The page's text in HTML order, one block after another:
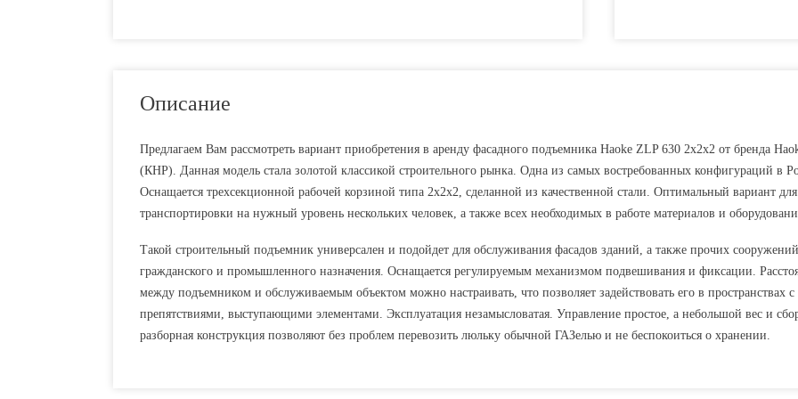
Описание
Предлагаем Вам рассмотреть вариант приобретения в аренду фасадного подъемника Haoke ZLP 630 2x2x2 от бренда
(КНР). Данная модель стала золотой классикой строительного рынка. Одна из самых востребованных конфигураций в
Оснащается трехсекционной рабочей корзиной типа 2х2х2, сделанной из качественной стали. Оптимальный вариант для
транспортировки на нужный уровень нескольких человек, а также всех необходимых в работе материалов и
Такой строительный подъемник универсален и подойдет для обслуживания фасадов зданий, а также прочих сооружений
гражданского и промышленного назначения. Оснащается регулируемым механизмом подвешивания и фиксации.
между подъемником и обслуживаемым объектом можно настраивать, что позволяет задействовать его в пространствах с
препятствиями, выступающими элементами. Эксплуатация незамысловатая. Управление простое, а небольшой вес и
разборная конструкция позволяют без проблем перевозить люльку обычной ГАЗелью и не беспокоиться о хранении.